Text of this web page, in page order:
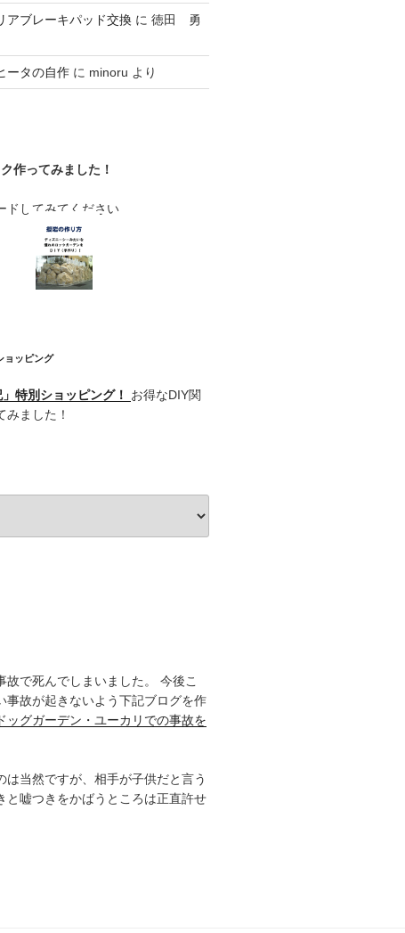
アブレーキパッド交換に 徳田 勇
ータの自作に minoru より
作ってみました！
ドしてみてください
ョッピング
」特別ショッピング！ お得なDIY関
みました！
故で死んでしまいました。 今後こ
事故が起きないよう下記ブログを作
ドッグガーデン・ユーカリでの事故を
は当然ですが、相手が子供だと言う
と嘘つきをかばうところは正直許せ